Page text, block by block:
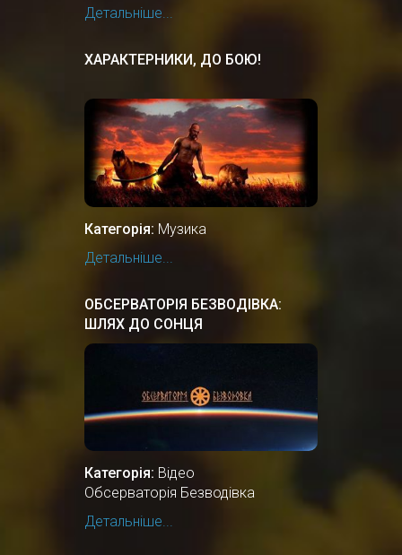
Детальніше...
ХАРАКТЕРНИКИ, ДО БОЮ!
Категорія: Музика
Детальніше...
ОБСЕРВАТОРІЯ БЕЗВОДІВКА:
ШЛЯХ ДО СОНЦЯ
Категорія: Відео
Обсерваторія Безводівка
Детальніше...